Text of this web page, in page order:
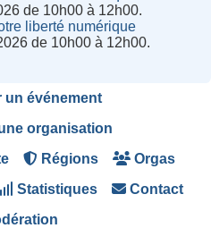
de 10h00 à 12h00.
liberté numérique
de 10h00 à 12h00.
événement
organisation
Régions Orgas
Statistiques Contact